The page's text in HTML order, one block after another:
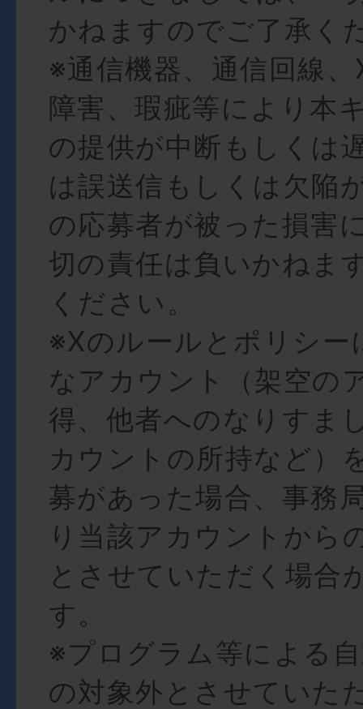
かねますのでご了承く
※通信機器、通信回線
障害、瑕疵等により本
の提供が中断もしくは
は誤送信もしくは欠陥
の応募者が被った損害
切の責任は負いかねま
ください。
※Xのルールとポリシー
なアカウント（架空の
得、他者へのなりすま
カウントの所持など）
募があった場合、事務
り当該アカウントから
とさせていただく場合
す。
※プログラム等による
の対象外とさせていた